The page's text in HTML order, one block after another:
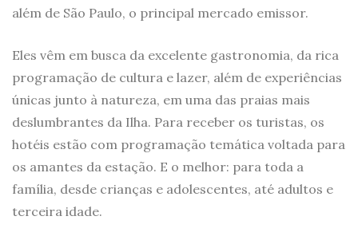
além de São Paulo, o principal mercado emissor.
Eles vêm em busca da excelente gastronomia, da rica
programação de cultura e lazer, além de experiências
únicas junto à natureza, em uma das praias mais
deslumbrantes da Ilha. Para receber os turistas, os
hotéis estão com programação temática voltada para
os amantes da estação. E o melhor: para toda a
família, desde crianças e adolescentes, até adultos e
terceira idade.